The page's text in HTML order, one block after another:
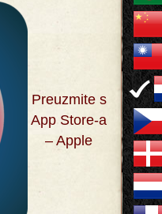
Preuzmite s
App Store-a
– Apple